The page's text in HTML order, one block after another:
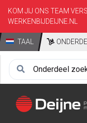
KOM JIJ ONS TEAM
WERKENBIJDEIJNE.NL
TAAL